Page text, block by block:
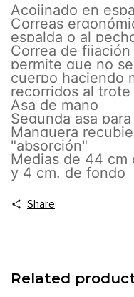
Acojinado en
Correas
espalda o al
Correa de
permite que no
cuerpo haciendo
recorridos al
Asa de mano
Segunda asa
Manguera
"absorción"
Medias de 44 cm
y 4 cm. de fondo
Share
Related